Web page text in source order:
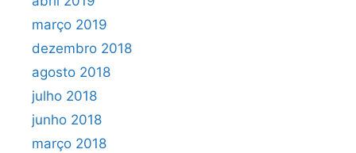
março 2019
dezembro 2018
agosto 2018
julho 2018
junho 2018
março 2018